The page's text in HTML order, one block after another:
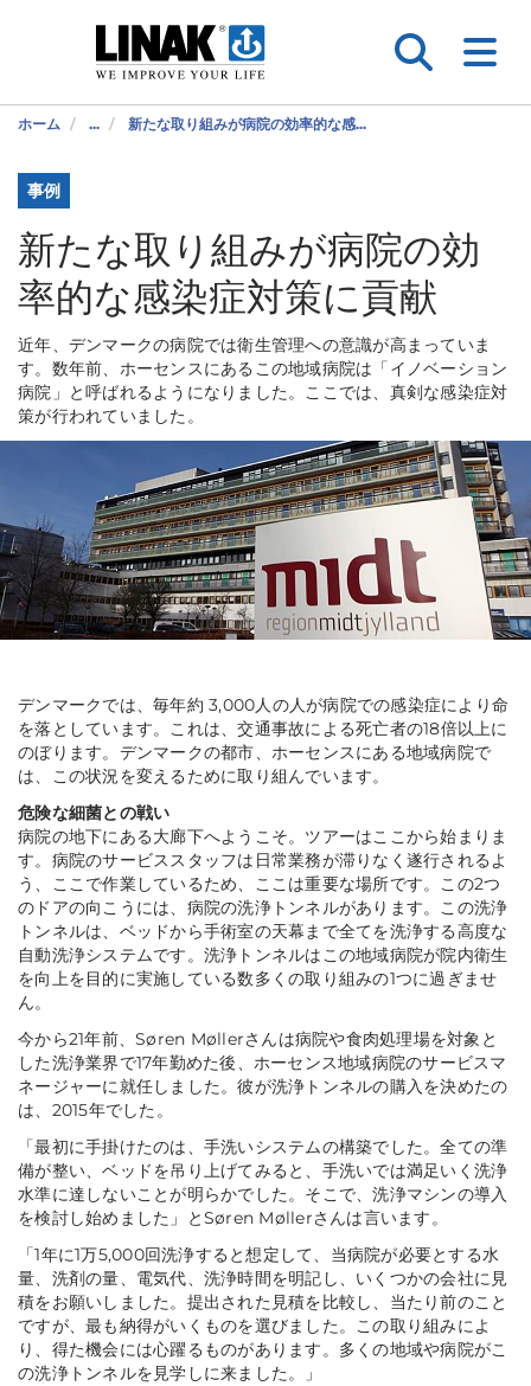
ホーム ... 新たな取り組みが病院の効率的な感...
事例
新たな取り組みが病院の効
率的な感染症対策に貢献
近年、デンマークの病院では衛生管理への意識が高まっていま
す。数年前、ホーセンスにあるこの地域病院は「イノベーション
病院」と呼ばれるようになりました。ここでは、真剣な感染症対
策が行われていました。
デンマークでは、毎年約 3,000人の人が病院での感染症により命
を落としています。これは、交通事故による死亡者の18倍以上に
のぼります。デンマークの都市、ホーセンスにある地域病院で
は、この状況を変えるために取り組んでいます。
危険な細菌との戦い
病院の地下にある大廊下へようこそ。ツアーはここから始まりま
す。病院のサービススタッフは日常業務が滞りなく遂行されるよ
う、ここで作業しているため、ここは重要な場所です。この2つ
のドアの向こうには、病院の洗浄トンネルがあります。この洗浄
トンネルは、ベッドから手術室の天幕まで全てを洗浄する高度な
自動洗浄システムです。洗浄トンネルはこの地域病院が院内衛生
を向上を目的に実施している数多くの取り組みの1つに過ぎませ
ん。
今から21年前、Søren Møllerさんは病院や食肉処理場を対象と
した洗浄業界で17年勤めた後、ホーセンス地域病院のサービスマ
ネージャーに就任しました。彼が洗浄トンネルの購入を決めたの
は、2015年でした。
「最初に手掛けたのは、手洗いシステムの構築でした。全ての準
備が整い、ベッドを吊り上げてみると、手洗いでは満足いく洗浄
水準に達しないことが明らかでした。そこで、洗浄マシンの導入
を検討し始めました」とSøren Møllerさんは言います。
「1年に1万5,000回洗浄すると想定して、当病院が必要とする水
量、洗剤の量、電気代、洗浄時間を明記し、いくつかの会社に見
積をお願いしました。提出された見積を比較し、当たり前のこと
ですが、最も納得がいくものを選びました。この取り組みによ
り、得た機会には心躍るものがあります。多くの地域や病院がこ
の洗浄トンネルを見学しに来ました。」